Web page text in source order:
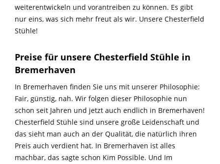
weiterentwickeln und vorantreiben zu können. Es gibt
nur eins, was sich mehr freut als wir. Unsere Chesterfield
Stühle!
Preise für unsere Chesterfield Stühle in
Bremerhaven
In Bremerhaven finden Sie uns mit unserer Philosophie:
Fair, günstig, nah. Wir folgen dieser Philosophie nun
schon seit Jahren und jetzt auch endlich in Bremerhaven!
Chesterfield Stühle sind unsere große Leidenschaft und
das sieht man auch an der Qualität, die natürlich ihren
Preis auch verdient hat. In Bremerhaven ist alles
machbar, das sagte schon Kim Possible. Und Im